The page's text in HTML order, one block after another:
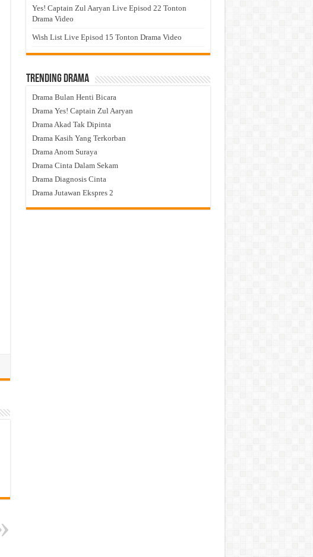
Yes! Captain Zul Aaryan Live Episod 22 Tonton
Drama Video
Wish List Live Episod 15 Tonton Drama Video
Trending Drama
Drama Bulan Henti Bicara
Drama Yes! Captain Zul Aaryan
Drama Akad Tak Dipinta
Drama Kasih Yang Terkorban
Drama Anom Suraya
Drama Cinta Dalam Sekam
Drama Diagnosis Cinta
Drama Jutawan Ekspres 2